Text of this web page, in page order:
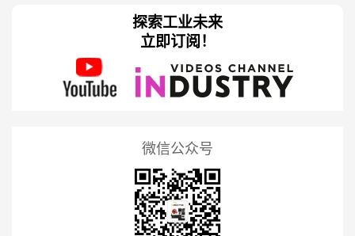
探索工业未来
立即订阅！
微信公众号